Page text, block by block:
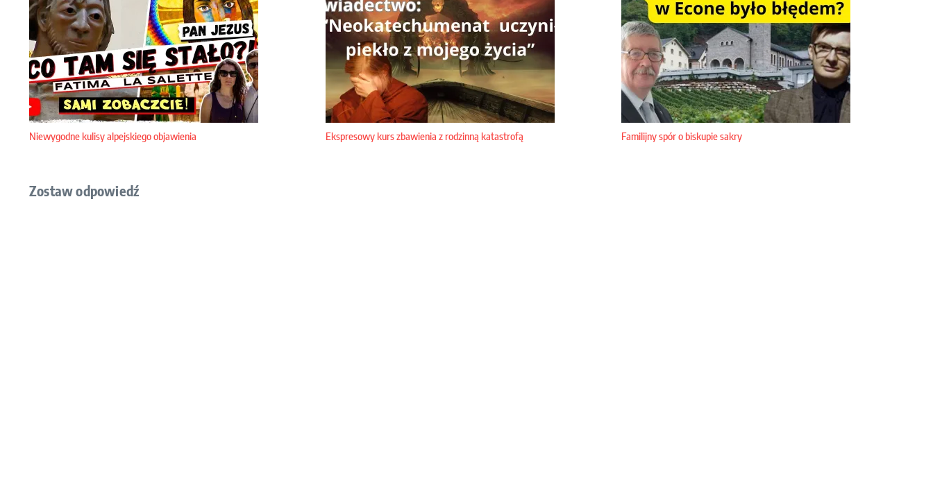
Niewygodne kulisy alpejskiego objawienia Ekspresowy kurs zbawienia z rodzinną katastrofą Familijny spór o biskupie sakry
Zostaw odpowiedź